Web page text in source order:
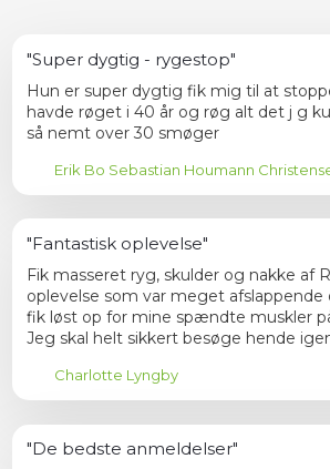
"Super dygtig - rygestop"
Hun er super dygtig fik mig til at
havde røget i 40 år og røg alt det j g
så nemt over 30 smøger
Erik Bo Sebastian Houmann
"Fantastisk oplevelse"
Fik masseret ryg, skulder og nakke af
oplevelse som var meget afslappende
fik løst op for mine spændte muskler
Jeg skal helt sikkert besøge hende
Charlotte Lyngby
"De bedste anmeldelser"